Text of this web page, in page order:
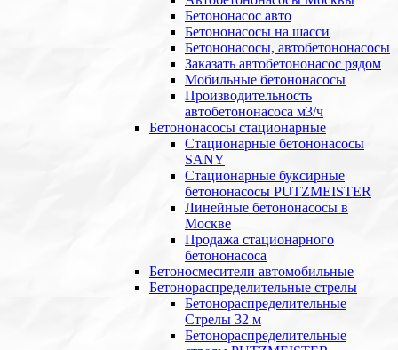
Бетононасос авто
Бетононасосы на шасси
Бетононасосы, автобетононасосы
Заказать автобетононасос рядом
Мобильные бетононасосы
Производительность
автобетононасоса м3/ч
Бетононасосы стационарные
Стационарные бетононасосы
SANY
Стационарные буксирные
бетононасосы PUTZMEISTER
Линейные бетононасосы в
Москве
Продажа стационарного
бетононасоса
Бетоносмесители автомобильные
Бетонораспределительные стрелы
Бетонораспределительные
Стрелы 32 м
Бетонораспределительные